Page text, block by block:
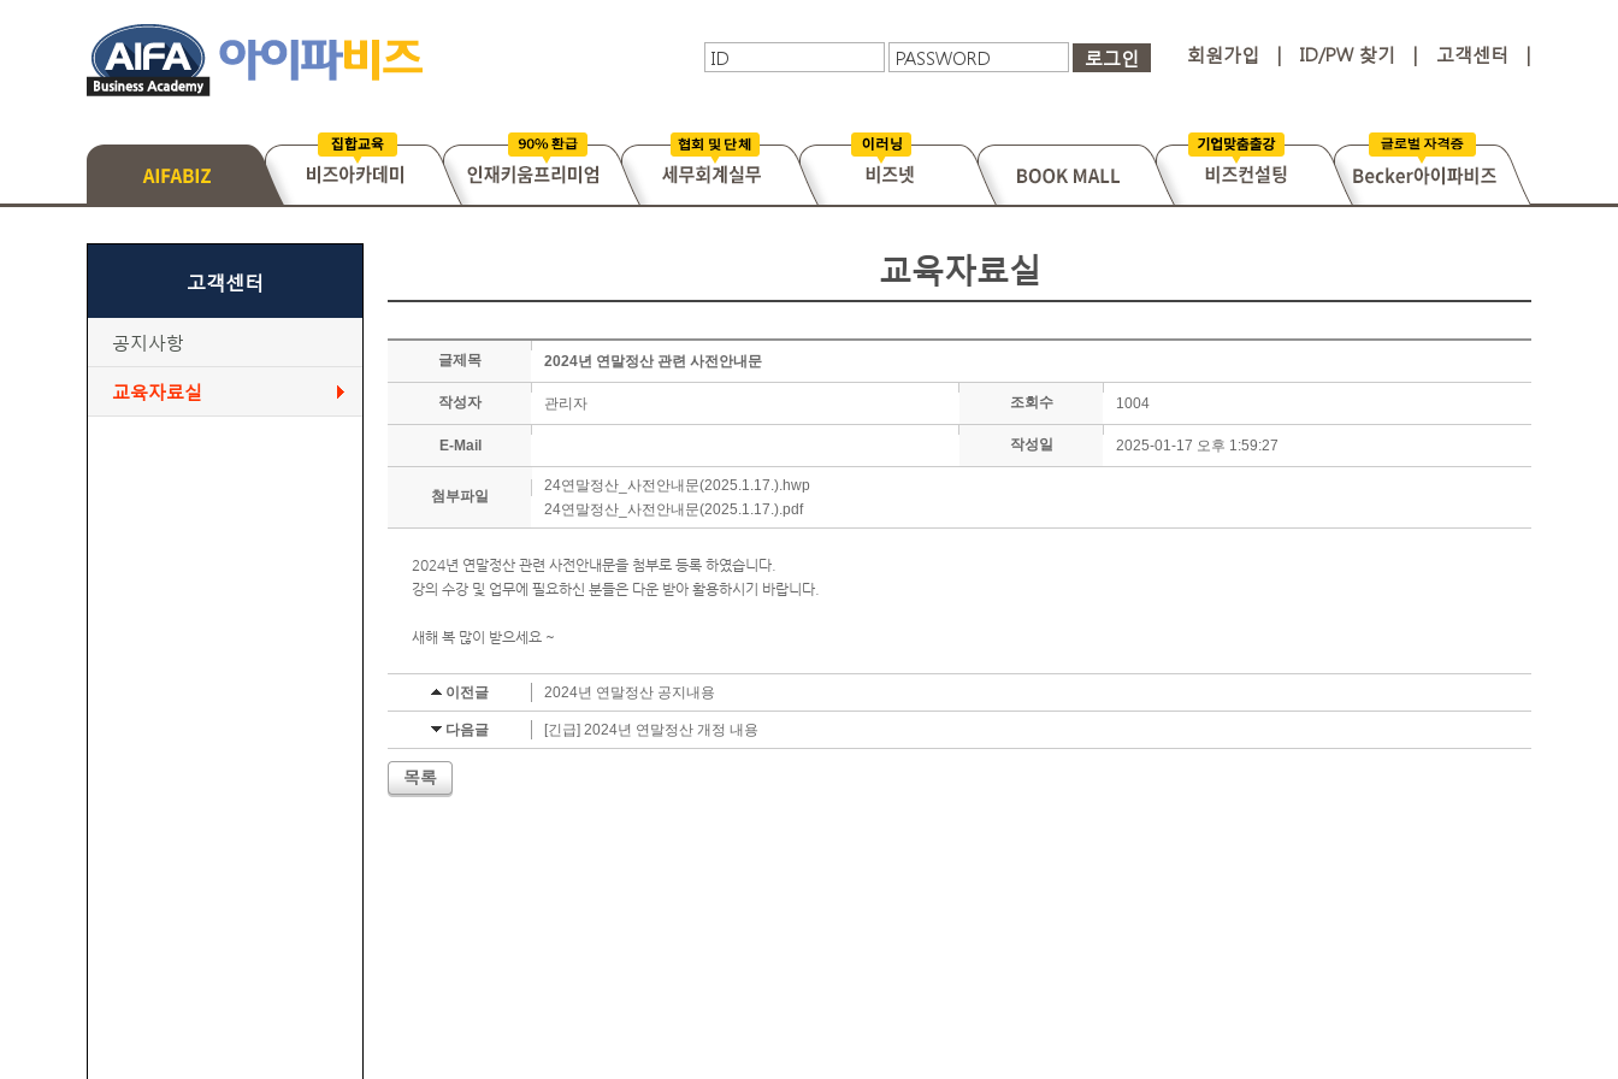
로그인 회원가입 | ID/PW 찾기 | 고객센터 |
고객센터
공지사항
교육자료실
교육자료실
글제목 2024년 연말정산 관련 사전안내문
작성자 관리자 조회수 1004
E-Mail 작성일 2025-01-17 오후 1:59:27
첨부파일
24연말정산_사전안내문(2025.1.17.).hwp
24연말정산_사전안내문(2025.1.17.).pdf
2024년 연말정산 관련 사전안내문을 첨부로 등록 하였습니다.
강의 수강 및 업무에 필요하신 분들은 다운 받아 활용하시기 바랍니다.
새해 복 많이 받으세요 ~
이전글 2024년 연말정산 공지내용
다음글 [긴급] 2024년 연말정산 개정 내용